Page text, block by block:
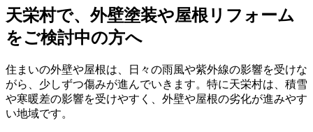
天栄村で、外壁塗装や屋根リフォーム
をご検討中の方へ
住まいの外壁や屋根は、日々の雨風や紫外線の影響を受けな
がら、少しずつ傷みが進んでいきます。特に天栄村は、積雪
や寒暖差の影響を受けやすく、外壁や屋根の劣化が進みやす
い地域です。